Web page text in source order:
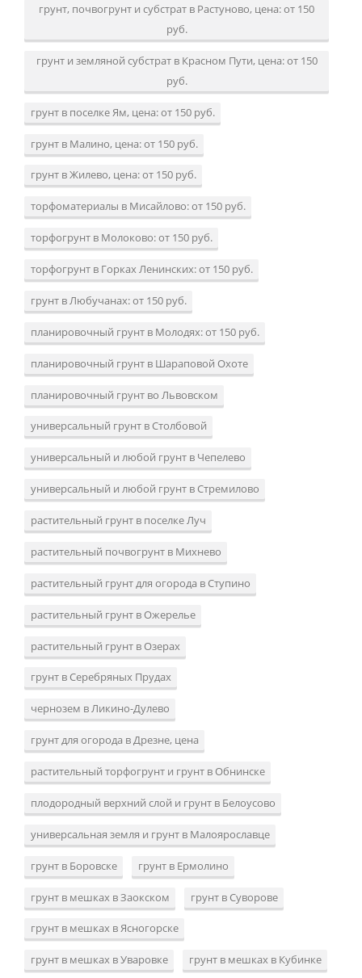
грунт, почвогрунт и субстрат в Растуново, цена: от 150
руб.
грунт и земляной субстрат в Красном Пути, цена: от 150
руб.
грунт в поселке Ям, цена: от 150 руб.
грунт в Малино, цена: от 150 руб.
грунт в Жилево, цена: от 150 руб.
торфоматериалы в Мисайлово: от 150 руб.
торфогрунт в Молоково: от 150 руб.
торфогрунт в Горках Ленинских: от 150 руб.
грунт в Любучанах: от 150 руб.
планировочный грунт в Молодях: от 150 руб.
планировочный грунт в Шараповой Охоте
планировочный грунт во Львовском
универсальный грунт в Столбовой
универсальный и любой грунт в Чепелево
универсальный и любой грунт в Стремилово
растительный грунт в поселке Луч
растительный почвогрунт в Михнево
растительный грунт для огорода в Ступино
растительный грунт в Ожерелье
растительный грунт в Озерах
грунт в Серебряных Прудах
чернозем в Ликино-Дулево
грунт для огорода в Дрезне, цена
растительный торфогрунт и грунт в Обнинске
плодородный верхний слой и грунт в Белоусово
универсальная земля и грунт в Малоярославце
грунт в Боровске грунт в Ермолино
грунт в мешках в Заокском грунт в Суворове
грунт в мешках в Ясногорске
грунт в мешках в Уваровке грунт в мешках в Кубинке